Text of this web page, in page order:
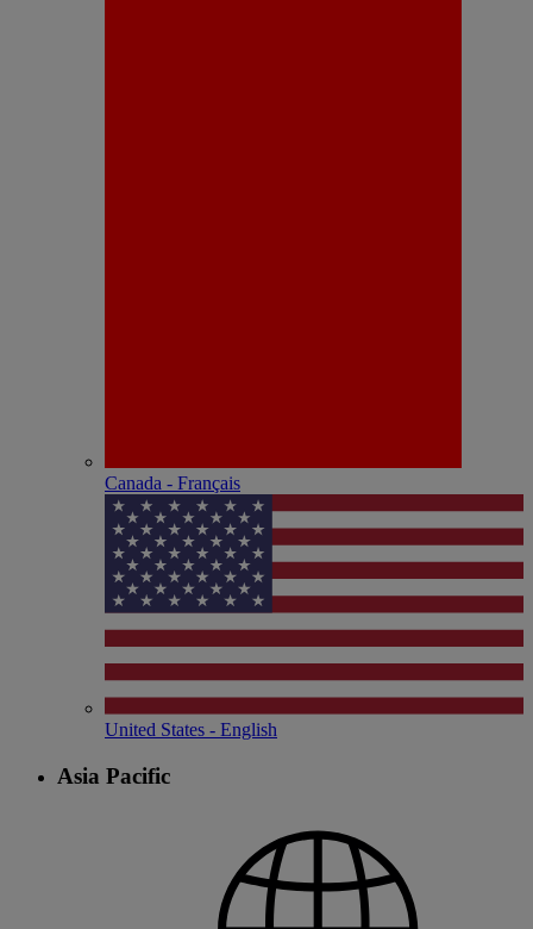
Canada - Français
United States - English
Asia Pacific